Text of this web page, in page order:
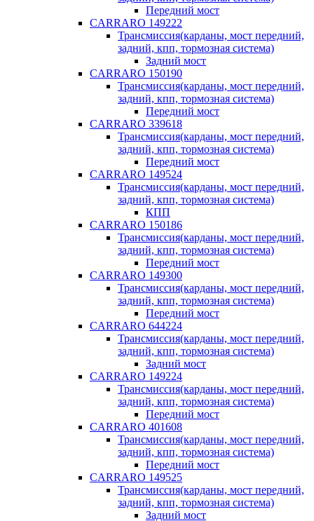
Передний мост
CARRARO 149222
Трансмиссия(карданы, мост передний,
задний, кпп, тормозная система)
Задний мост
CARRARO 150190
Трансмиссия(карданы, мост передний,
задний, кпп, тормозная система)
Передний мост
CARRARO 339618
Трансмиссия(карданы, мост передний,
задний, кпп, тормозная система)
Передний мост
CARRARO 149524
Трансмиссия(карданы, мост передний,
задний, кпп, тормозная система)
КПП
CARRARO 150186
Трансмиссия(карданы, мост передний,
задний, кпп, тормозная система)
Передний мост
CARRARO 149300
Трансмиссия(карданы, мост передний,
задний, кпп, тормозная система)
Передний мост
CARRARO 644224
Трансмиссия(карданы, мост передний,
задний, кпп, тормозная система)
Задний мост
CARRARO 149224
Трансмиссия(карданы, мост передний,
задний, кпп, тормозная система)
Передний мост
CARRARO 401608
Трансмиссия(карданы, мост передний,
задний, кпп, тормозная система)
Передний мост
CARRARO 149525
Трансмиссия(карданы, мост передний,
задний, кпп, тормозная система)
Задний мост